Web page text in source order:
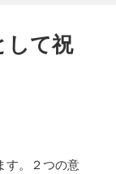
して祝
す。２つの意